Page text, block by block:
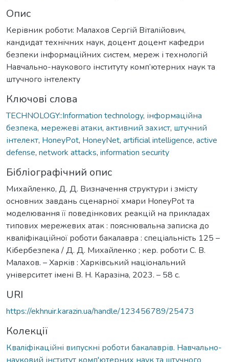
Опис
Керівник роботи: Малахов Сергій Віталійович,
кандидат технічних наук, доцент доцент кафедри
безпеки інформаційних систем, мереж і технологій
Навчально-наукового інституту комп’ютерних наук та
штучного інтелекту
Ключові слова
TECHNOLOGY::Information technology, інформаційна
безпека, мережеві атаки, активний захист, штучний
інтелект, HoneyPot, HoneyNet, artificial intelligence, active
defense, network attacks, information security
Бібліографічний опис
Михайленко, Д. Д. Визначення структури і змісту
основних завдань сценарної хмари НoneyРot та
моделювання її поведінкових реакцій на прикладах
типових мережевих атак : пояснювальна записка до
кваліфікаційної роботи бакалавра : спеціальність 125 –
Кібербезпека / Д. Д. Михайленко ; кер. роботи С. В.
Малахов. – Харків : Харківський національний
університет імені В. Н. Каразіна, 2023. – 58 с.
URI
https://ekhnuir.karazin.ua/handle/123456789/25473
Колекції
Кваліфікаційні випускні роботи бакалаврів. Навчально-